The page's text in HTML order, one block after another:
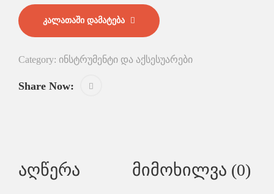
ᲙᲐᲚᲐᲗᲐᲨᲘ ᲓᲐᲛᲐᲢᲔᲑᲐ
Category: ინსტრუმენტი და აქსესუარები
Share Now:
Აღწერა Მიმოხილვა (0)